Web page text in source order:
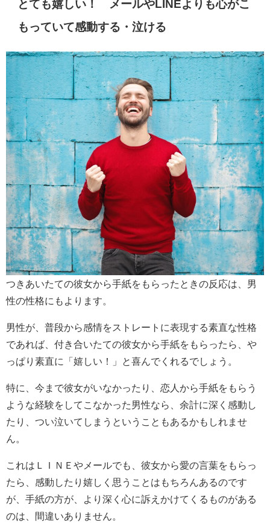
とても嬉しい！ メールやLINEよりも心がこ
もっていて感動する・泣ける
つきあいたての彼女から手紙をもらったときの反応は、男
性の性格にもよります。
男性が、普段から感情をストレートに表現する素直な性格
であれば、付き合いたての彼女から手紙をもらったら、や
っぱり素直に「嬉しい！」と喜んでくれるでしょう。
特に、今まで彼女がいなかったり、恋人から手紙をもらう
ような経験をしてこなかった男性なら、余計に深く感動し
たり、つい泣いてしまうということもあるかもしれませ
ん。
これはＬＩＮＥやメールでも、彼女から愛の言葉をもらっ
たら、感動したり嬉しく思うことはもちろんあるのです
が、手紙の方が、より深く心に訴えかけてくるものがある
のは、間違いありません。